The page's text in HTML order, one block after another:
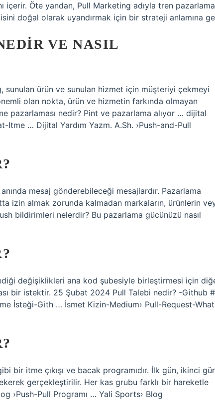
içerir. Öte yandan, Pull Marketing adıyla tren
doğal olarak uyandırmak için bir strateji anlamına
VE NASIL
ürün ve sunulan hizmet için müşteriyi çekmeyi
olan nokta, ürün ve hizmetin farkında olmayan
pazarlaması nedir? Pint ve pazarlama alıyor … dijital
Itme … Dijital Yardım Yazm. A.Sh. ›Push-and-Pull
anında mesaj gönderebileceği mesajlardır. Pazarlama
izin almak zorunda kalmadan markaların, ürünlerin
bildirimleri nelerdir? Bu pazarlama gücünüzü nasıl
değişiklikleri ana kod şubesiyle birleştirmesi için
bir istektir. 25 Şubat 2024 Pull Talebi nedir? -Github
İsteği-Gith … İsmet Kizin-Medium› Pull-Request-
bir itme çıkışı ve bacak programıdır. İlk gün, ikinci
gerçekleştirilir. Her kas grubu farklı bir hareketle
›Push-Pull Programı … Yali Sports› Blog